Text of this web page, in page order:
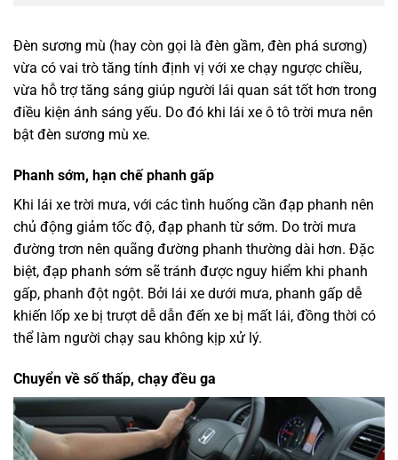
Đèn sương mù (hay còn gọi là đèn gầm, đèn phá sương)
vừa có vai trò tăng tính định vị với xe chạy ngược chiều,
vừa hỗ trợ tăng sáng giúp người lái quan sát tốt hơn trong
điều kiện ánh sáng yếu. Do đó khi lái xe ô tô trời mưa nên
bật đèn sương mù xe.
Phanh sớm, hạn chế phanh gấp
Khi lái xe trời mưa, với các tình huống cần đạp phanh nên
chủ động giảm tốc độ, đạp phanh từ sớm. Do trời mưa
đường trơn nên quãng đường phanh thường dài hơn. Đặc
biệt, đạp phanh sớm sẽ tránh được nguy hiểm khi phanh
gấp, phanh đột ngột. Bởi lái xe dưới mưa, phanh gấp dễ
khiến lốp xe bị trượt dễ dẫn đến xe bị mất lái, đồng thời có
thể làm người chạy sau không kịp xử lý.
Chuyển về số thấp, chạy đều ga